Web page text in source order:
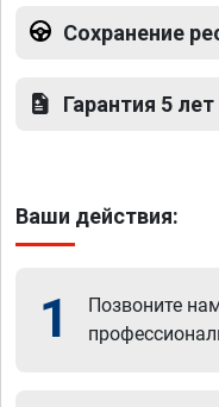
Сохранение
Гарантия 5 лет
Ваши действия:
1 Позвоните